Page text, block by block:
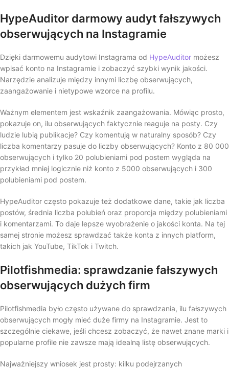
HypeAuditor darmowy audyt fałszywych
obserwujących na Instagramie
Dzięki darmowemu audytowi Instagrama od HypeAuditor możesz
wpisać konto na Instagramie i zobaczyć szybki wynik jakości.
Narzędzie analizuje między innymi liczbę obserwujących,
zaangażowanie i nietypowe wzorce na profilu.
Ważnym elementem jest wskaźnik zaangażowania. Mówiąc prosto,
pokazuje on, ilu obserwujących faktycznie reaguje na posty. Czy
ludzie lubią publikacje? Czy komentują w naturalny sposób? Czy
liczba komentarzy pasuje do liczby obserwujących? Konto z 80 000
obserwujących i tylko 20 polubieniami pod postem wygląda na
przykład mniej logicznie niż konto z 5000 obserwujących i 300
polubieniami pod postem.
HypeAuditor często pokazuje też dodatkowe dane, takie jak liczba
postów, średnia liczba polubień oraz proporcja między polubieniami
i komentarzami. To daje lepsze wyobrażenie o jakości konta. Na tej
samej stronie możesz sprawdzać także konta z innych platform,
takich jak YouTube, TikTok i Twitch.
Pilotfishmedia: sprawdzanie fałszywych
obserwujących dużych firm
Pilotfishmedia było często używane do sprawdzania, ilu fałszywych
obserwujących mogły mieć duże firmy na Instagramie. Jest to
szczególnie ciekawe, jeśli chcesz zobaczyć, że nawet znane marki i
popularne profile nie zawsze mają idealną listę obserwujących.
Najważniejszy wniosek jest prosty: kilku podejrzanych